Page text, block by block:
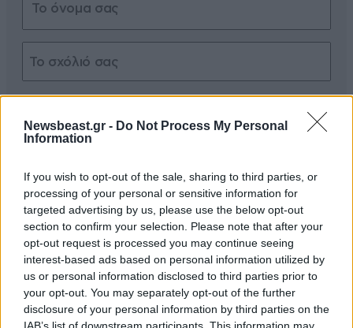
Newsbeast.gr - Do Not Process My Personal
Information
If you wish to opt-out of the sale, sharing to third parties, or
processing of your personal or sensitive information for
targeted advertising by us, please use the below opt-out
section to confirm your selection. Please note that after your
opt-out request is processed you may continue seeing
interest-based ads based on personal information utilized by
us or personal information disclosed to third parties prior to
your opt-out. You may separately opt-out of the further
disclosure of your personal information by third parties on the
IAB’s list of downstream participants. This information may
Διαβάστε και ακολουθήστε τους κανόνες σχολιασμού
jkΟΚ 05·05·2025 15:34
9 MHNES λεω......αντε 10
Απαντήστε 0